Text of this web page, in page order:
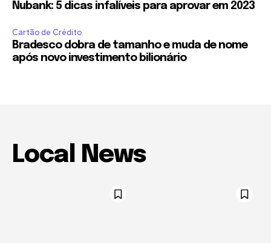
Nubank: 5 dicas infalíveis para aprovar em 2023
Cartão de Crédito
Bradesco dobra de tamanho e muda de nome
após novo investimento bilionário
Local News